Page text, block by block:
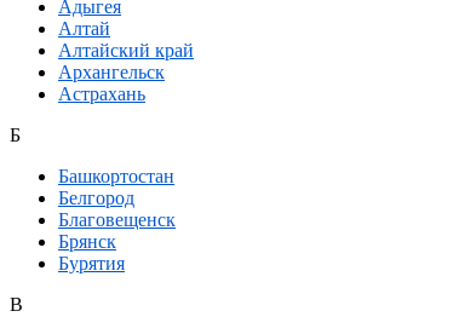
Адыгея
Алтай
Алтайский край
Архангельск
Астрахань
Б
Башкортостан
Белгород
Благовещенск
Брянск
Бурятия
В